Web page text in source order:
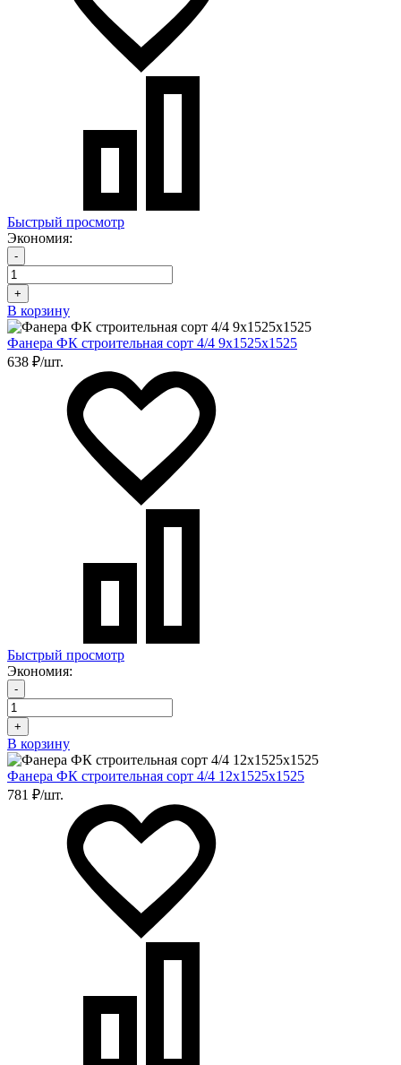
Быстрый просмотр
Экономия:
-
+
В корзину
Фанера ФК строительная сорт 4/4 9х1525х1525
638 ₽/шт.
Быстрый просмотр
Экономия:
-
+
В корзину
Фанера ФК строительная сорт 4/4 12х1525х1525
781 ₽/шт.